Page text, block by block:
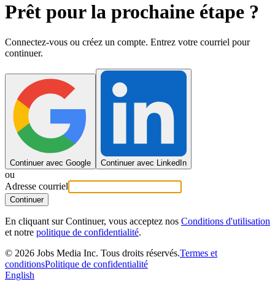
Prêt pour la prochaine étape ?
Connectez-vous ou créez un compte. Entrez votre courriel pour
continuer.
Continuer avec Google Continuer avec LinkedIn
ou
Adresse courriel
Continuer
En cliquant sur Continuer, vous acceptez nos Conditions d'utilisation
et notre politique de confidentialité.
© 2026 Jobs Media Inc. Tous droits réservés.Termes et
conditionsPolitique de confidentialité
English